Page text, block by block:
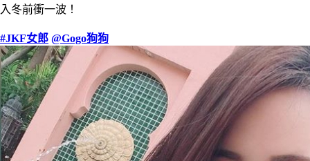
入冬前衝一波！
#JKF女郎 @Gogo狗狗